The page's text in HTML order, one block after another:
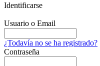
Identificarse
Usuario o Email
¿Todavía no se ha registrado?
Contraseña